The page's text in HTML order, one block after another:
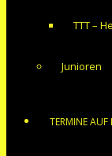
TTT –
Junioren
TERMINE